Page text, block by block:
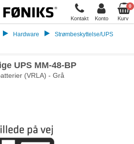
Kontakt Konto
0
Kurv
Hardware
Strømbeskyttelse/UPS
UPS MM-48-BP
(VRLA) - Grå